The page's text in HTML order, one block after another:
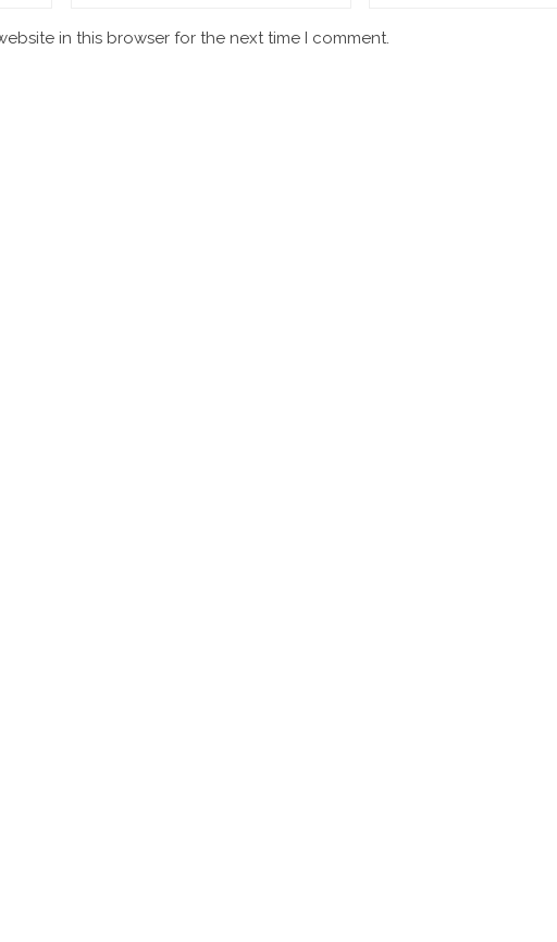
in this browser for the next time I comment.